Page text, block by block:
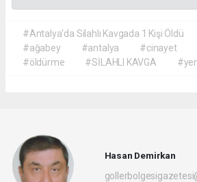
#Antalya'da Silahlı Kavgada 1 Kişi Öldü
#ağabey
#antalya #cinayet
#öldürme
#SİLAHLI KAVGA
Hasan Demirkan